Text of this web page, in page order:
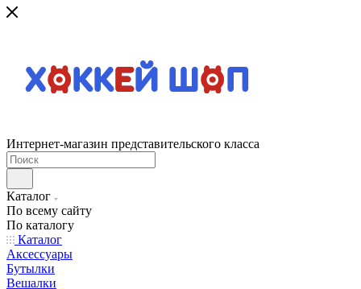
Интернет-магазин представительского класса
Каталог
По всему сайту
По каталогу
Каталог
Аксессуары
Бутылки
Вешалки